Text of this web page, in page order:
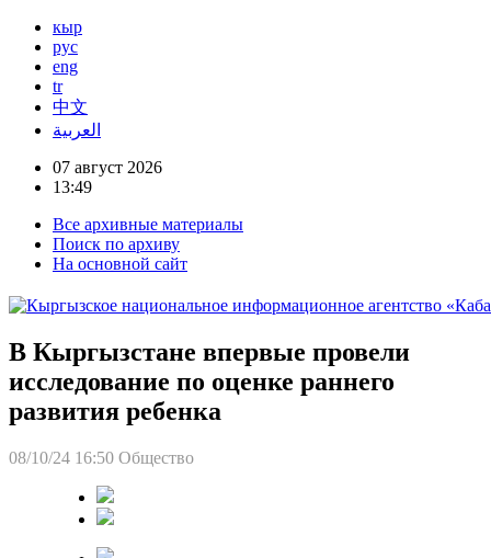
кыр
рус
eng
tr
中文
العربية
07 август 2026
13:49
Все архивные материалы
Поиск по архиву
На основной сайт
В Кыргызстане впервые провели
исследование по оценке раннего
развития ребенка
08/10/24 16:50 Общество